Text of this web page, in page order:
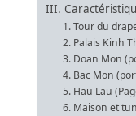
III.
1. Tour du
2. Palais Kinh
3. Doan Mon
4. Bac Mon
5. Hau Lau
6. Maison et